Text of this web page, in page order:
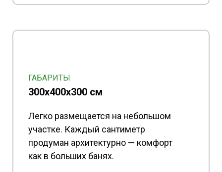
Легко размещается на небольшом
участке. Каждый сантиметр
продуман архитектурно — комфорт
как в больших банях.
300х400x300 см
ГАБАРИТЫ